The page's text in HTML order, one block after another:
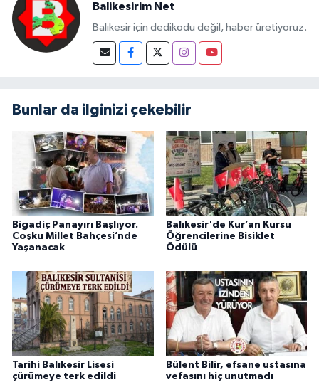
Balikesirim Net
Balıkesir için dedikodu değil, haber üretiyoruz.
Bunlar da ilginizi çekebilir
Bigadiç Panayırı Başlıyor.
Coşku Millet Bahçesi’nde
Yaşanacak
Balıkesir'de Kur’an Kursu
Öğrencilerine Bisiklet
Ödülü
Tarihi Balıkesir Lisesi
çürümeye terk edildi
Bülent Bilir, efsane ustasına
vefasını hiç unutmadı